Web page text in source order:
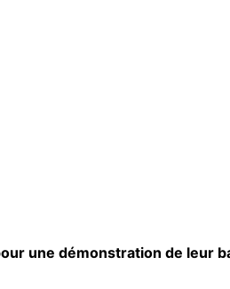
une démonstration de leur